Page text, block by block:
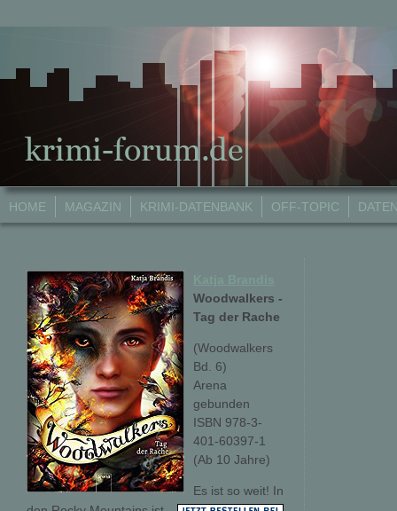
HOME MAGAZIN KRIMI-DATENBANK OFF-TOPIC
Katja Brandis
Woodwalkers -
Tag der Rache
(Woodwalkers
Bd. 6)
Arena
gebunden
ISBN 978-3-
401-60397-1
(Ab 10 Jahre)
Es ist so weit! In